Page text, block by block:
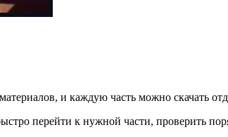
и каждую часть можно скачать
перейти к нужной части, проверить